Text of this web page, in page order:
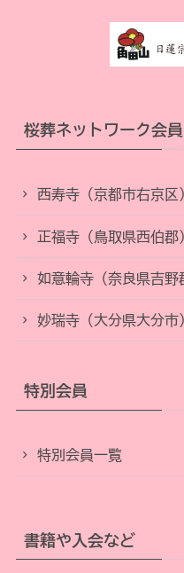
桜葬ネットワーク会員
西寿寺（京都市右京区
正福寺（鳥取県西伯郡
如意輪寺（奈良県吉野
妙瑞寺（大分県大分市
特別会員
特別会員一覧
書籍や入会など